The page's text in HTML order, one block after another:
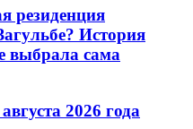
резиденция
История
выбрала сама
2026 года